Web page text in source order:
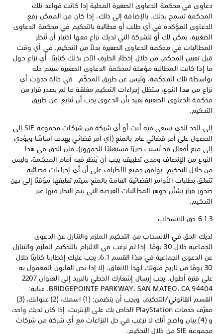
دعاوى في محكمة الدعاوى الصغيرة المحلية إذا كانت قواعد تلك
المحكمة تسمح بذلك. بالإضافة إلى ذلك، إذا كان من الممكن رفع
الدعاوى المؤكدة في أي طلب أو مطالبة بالتحكيم في محكمة الدعاوى
الصغيرة، يمكن لك أو للشركة التي لديك نزاع معها اختيار أن تُنظر
المطالبات في محكمة الدعاوى الصغيرة بدلاً من التحكيم، في أي وقت
قبل تعيين المحكم، من خلال إخطار الطرف الآخر بذلك كتابيًا. أي نزاع حول
ما إذا كانت المطالبة مؤهلة لمحكمة الدعاوى الصغيرة سيتم حله
بواسطة تلك المحكمة، وليس عن طريق المحكّم. في حالة حدوث أي
نزاع من هذا النوع، ستظل إجراءات التحكيم مغلقة ما لم يصدر قرار من
محكمة الدعاوى الصغيرة يفيد بأن الدعوى يجب أن تُتابع عن طريق
التحكيم.
إلى الحد الذي تسعى فيه أنت أو أي شركة من شركات مجموعة SIE إلى
الحصول على أمر قضائي عام بالمنع (أي أمر قضائي يهدف أساسًا ويؤدي
إلى منع أفعال قد تُسبب ضررًا مستقبليًا للجمهور)، فإن الحق في هذا
النوع من الإنصاف ومدى تطبيقه يجب أن يُنظر فيه أمام المحكمة، وليس
من خلال التحكيم. يوافق جميع الأطراف على أن أي إجراءات قضائية
تتعلق بطلبات الأوامر القضائية العامة بالمنع سيتم تعليقها مؤقتًا إلى حين
صدور قرار بشأن جوهر المطالبات الفردية التي يتم النظر فيها عبر
التحكيم.
6.1.3 حق الانسحاب
لديك الحق في الانسحاب من التحكيم الملزم والتنازل عن الدعوى
الجماعية خلال 30 يومًا. إذا لم ترغب في الالتزام بالتحكيم الملزم والتنازل
عن الدعوى الجماعية في هذا القسم 6.1، يجب عليك إخطارنا كتابيًا خلال
30 يومًا من تاريخ قبولك لهذا الاتفاق، إلا إذا نص القانون المعمول به
على فترة أطول. يجب إرسال إشعارك الخطي بالبريد إلى العنوان 2207
BRIDGEPOINTE PARKWAY، SAN MATEO، CA 94404، عناية:
القسم القانوني/التحكيم، ويجب أن يتضمن: (1) اسمك، (2) عنوانك، (3)
معرّف خدمات PlayStation الخاص بك على الإنترنت، إذا كان لديك واحد،
و (4) بيان واضح أنك لا ترغب في حل النزاعات مع أي شركة من شركات
مجموعة SIE من خلال التحكيم.